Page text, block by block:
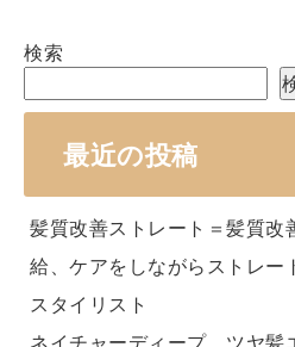
検索
最近の投稿
髪質改善ストレート＝髪質改
給、ケアをしながらストレー
スタイリスト
ネイチャーディープ ツヤ髪